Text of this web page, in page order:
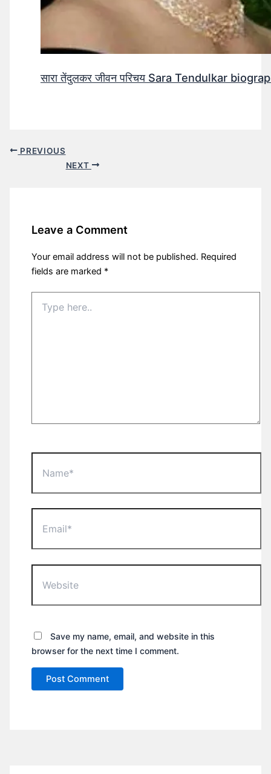
सारा तेंदुलकर जीवन परिचय Sara Tendulkar
PREVIOUS
NEXT
Leave a Comment
Your email address will not be published. Required
fields are marked *
here..
Save my name, email, and website in this
browser for the next time I comment.